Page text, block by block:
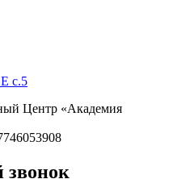
с.5
Центр «Академия
звонок